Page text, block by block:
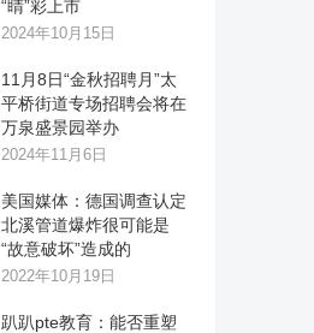
“睛”彩上市
2024年10月15日
11月8日“金秋招聘月”太
平桥街道专场招聘会将在
万泉盛景园举办
2024年11月6日
美国媒体：德国调查认定
北溪管道爆炸很可能是
“故意破坏”造成的
2022年10月19日
趴趴pte教育：能否重塑